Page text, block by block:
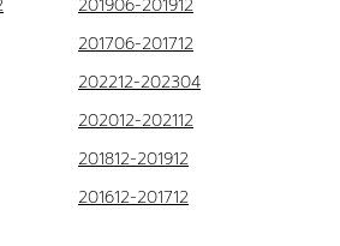
201906-201912
201706-201712
202212-202304
202012-202112
201812-201912
201612-201712